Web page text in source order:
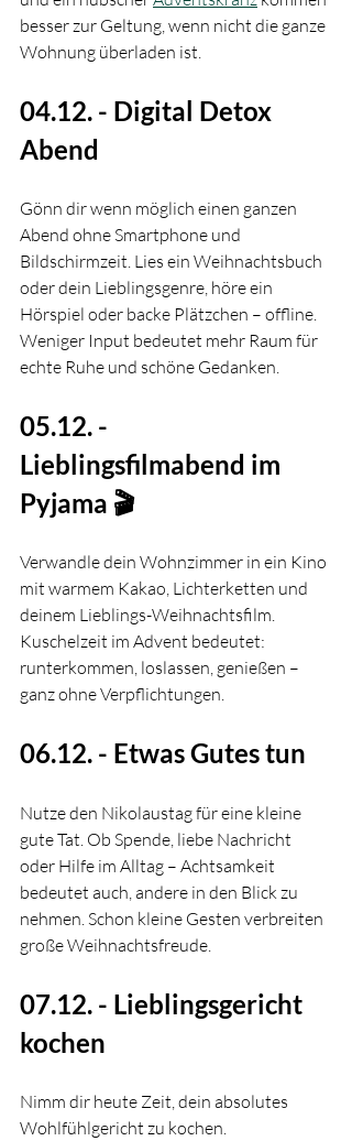
besser zur Geltung, wenn nicht die ganze
Wohnung überladen ist.
04.12. - Digital Detox
Abend
Gönn dir wenn möglich einen ganzen
Abend ohne Smartphone und
Bildschirmzeit. Lies ein Weihnachtsbuch
oder dein Lieblingsgenre, höre ein
Hörspiel oder backe Plätzchen – offline.
Weniger Input bedeutet mehr Raum für
echte Ruhe und schöne Gedanken.
05.12. -
Lieblingsfilmabend im
Pyjama 🎬
Verwandle dein Wohnzimmer in ein Kino
mit warmem Kakao, Lichterketten und
deinem Lieblings-Weihnachtsfilm.
Kuschelzeit im Advent bedeutet:
runterkommen, loslassen, genießen –
ganz ohne Verpflichtungen.
06.12. - Etwas Gutes tun
Nutze den Nikolaustag für eine kleine
gute Tat. Ob Spende, liebe Nachricht
oder Hilfe im Alltag – Achtsamkeit
bedeutet auch, andere in den Blick zu
nehmen. Schon kleine Gesten verbreiten
große Weihnachtsfreude.
07.12. - Lieblingsgericht
kochen
Nimm dir heute Zeit, dein absolutes
Wohlfühlgericht zu kochen.